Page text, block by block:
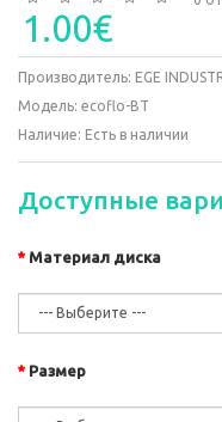
1.00€
Производитель: EGE
Модель: ecoflo-BT
Наличие: Есть в наличии
Доступные
Материал диска
Размер